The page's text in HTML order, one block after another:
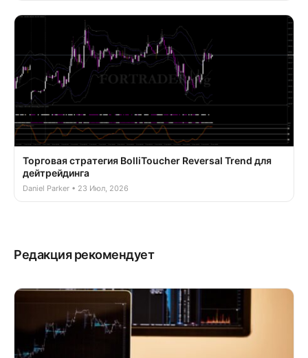
Торговая стратегия BolliToucher Reversal Trend для
дейтрейдинга
Daniel Parker • 23 Июл, 2026
Редакция рекомендует